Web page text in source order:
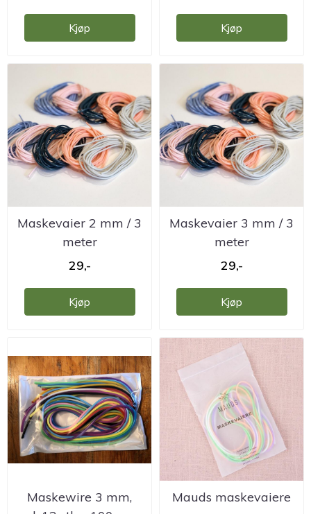
Kjøp Kjøp
Maskevaier 2 mm / 3
meter
29,-
Kjøp
Maskevaier 3 mm / 3
meter
29,-
Kjøp
Maskewire 3 mm,
Mauds maskevaiere